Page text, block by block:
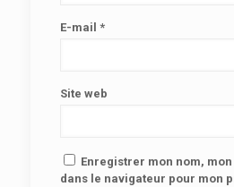
E-mail *
Site web
Enregistrer mon nom,
dans le navigateur pour mon